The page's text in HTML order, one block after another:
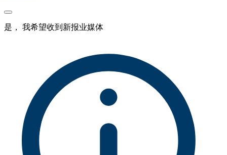
是， 我希望收到新报业媒体